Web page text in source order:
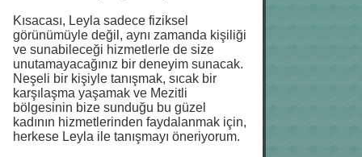
Kısacası, Leyla sadece fiziksel
görünümüyle değil, aynı zamanda kişiliği
ve sunabileceği hizmetlerle de size
unutamayacağınız bir deneyim sunacak.
Neşeli bir kişiyle tanışmak, sıcak bir
karşılaşma yaşamak ve Mezitli
bölgesinin bize sunduğu bu güzel
kadının hizmetlerinden faydalanmak için,
herkese Leyla ile tanışmayı öneriyorum.